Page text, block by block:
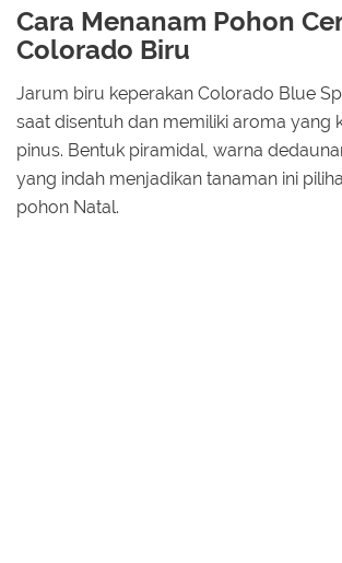
Cara Menanam Pohon
Colorado Biru
Jarum biru keperakan Colorado Blue
saat disentuh dan memiliki aroma yang
pinus. Bentuk piramidal, warna
yang indah menjadikan tanaman ini
pohon Natal.